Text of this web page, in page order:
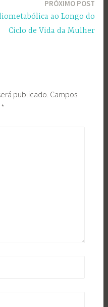
PRÓXIMO POST
ao Longo do
Ciclo de Vida da Mulher
publicado. Campos
*